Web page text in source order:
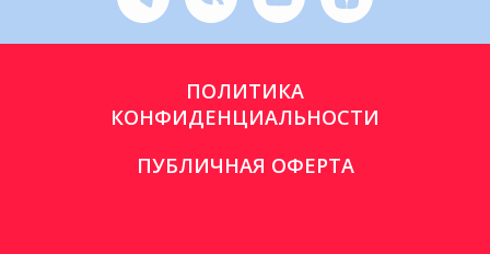
ПОЛИТИКА
КОНФИДЕНЦИАЛЬНОСТИ
ПУБЛИЧНАЯ ОФЕРТА